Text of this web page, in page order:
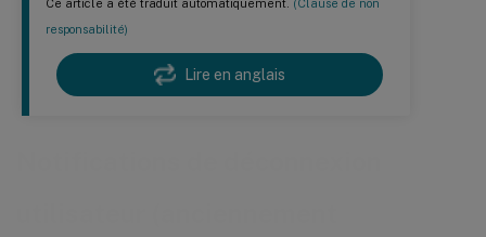
Ce article a été traduit automatiquement. (Clause de non
responsabilité)
Lire en anglais